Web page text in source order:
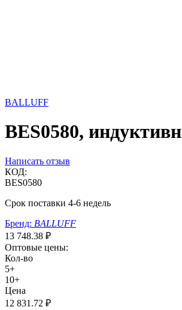
BALLUFF
BES0580,
Написать отзыв
КОД:
BES0580
Срок поставки 4-6 недель
Бренд: BALLUFF
13 748.38 ₽
Оптовые цены:
Кол-во
5+
10+
Цена
12 831.72 ₽